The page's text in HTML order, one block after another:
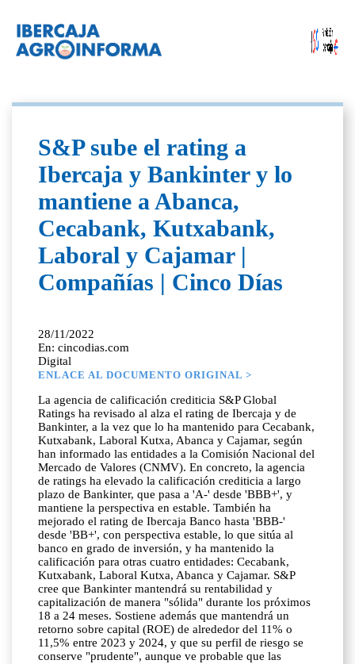
S&P sube el rating a
Ibercaja y Bankinter y lo
mantiene a Abanca,
Cecabank, Kutxabank,
Laboral y Cajamar |
Compañías | Cinco Días
28/11/2022
En: cincodias.com
Digital
ENLACE AL DOCUMENTO ORIGINAL >
La agencia de calificación crediticia S&P Global
Ratings ha revisado al alza el rating de Ibercaja y de
Bankinter, a la vez que lo ha mantenido para Cecabank,
Kutxabank, Laboral Kutxa, Abanca y Cajamar, según
han informado las entidades a la Comisión Nacional del
Mercado de Valores (CNMV). En concreto, la agencia
de ratings ha elevado la calificación crediticia a largo
plazo de Bankinter, que pasa a 'A-' desde 'BBB+', y
mantiene la perspectiva en estable. También ha
mejorado el rating de Ibercaja Banco hasta 'BBB-'
desde 'BB+', con perspectiva estable, lo que sitúa al
banco en grado de inversión, y ha mantenido la
calificación para otras cuatro entidades: Cecabank,
Kutxabank, Laboral Kutxa, Abanca y Cajamar. S&P
cree que Bankinter mantendrá su rentabilidad y
capitalización de manera "sólida" durante los próximos
18 a 24 meses. Sostiene además que mantendrá un
retorno sobre capital (ROE) de alrededor del 11% o
11,5% entre 2023 y 2024, y que su perfil de riesgo se
conserve "prudente", aunque ve probable que las